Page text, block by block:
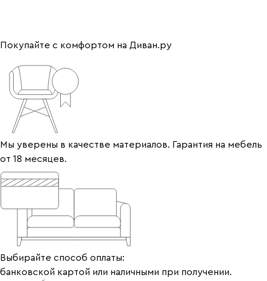
Покупайте с комфортом на Диван.ру
Мы уверены в качестве материалов. Гарантия на мебель
от 18 месяцев.
Выбирайте способ оплаты:
банковской картой или наличными при получении.